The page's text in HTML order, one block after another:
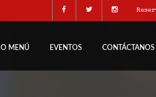
MENÚ EVENTOS CONTÁCTANOS